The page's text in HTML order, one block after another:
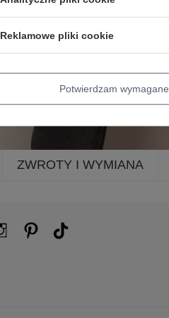
ZWROTY I WYMIANA
Reklamowe pliki cookie
Potwierdzam wymagane